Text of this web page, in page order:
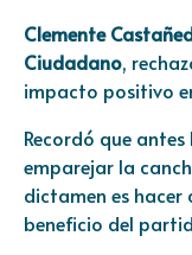
Clemente
Ciudadano,
impacto positivo
Recordó que
emparejar la
dictamen es
beneficio del